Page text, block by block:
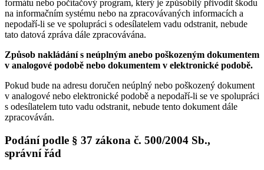
formátu nebo počítačový program, který je způsobilý přivodit škodu
na informačním systému nebo na zpracovávaných informacích a
nepodaří-li se ve spolupráci s odesílatelem vadu odstranit, nebude
tato datová zpráva dále zpracovávána.
Způsob nakládání s neúplným anebo poškozeným dokumentem
v analogové podobě nebo dokumentem v elektronické podobě.
Pokud bude na adresu doručen neúplný nebo poškozený dokument
v analogové nebo elektronické podobě a nepodaří-li se ve spolupráci
s odesílatelem tuto vadu odstranit, nebude tento dokument dále
zpracováván.
Podání podle § 37 zákona č. 500/2004 Sb.,
správní řád